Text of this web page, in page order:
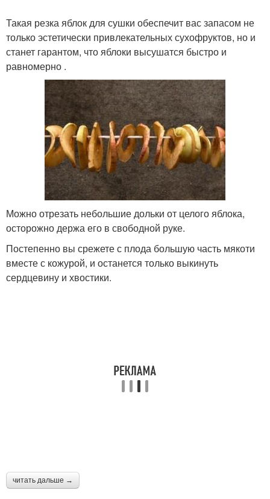
Такая резка яблок для сушки обеспечит вас запасом не
только эстетически привлекательных сухофруктов, но и
станет гарантом, что яблоки высушатся быстро и
равномерно .
Можно отрезать небольшие дольки от целого яблока,
осторожно держа его в свободной руке.
Постепенно вы срежете с плода большую часть мякоти
вместе с кожурой, и останется только выкинуть
сердцевину и хвостики.
читать дальше →